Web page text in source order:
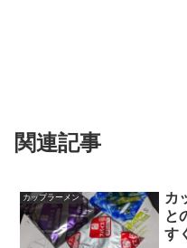
関連記事
カップラーメン
カ
と
す